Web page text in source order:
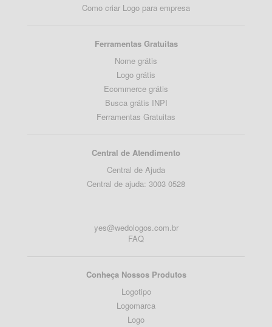
Como criar Logo para empresa
Ferramentas Gratuitas
Nome grátis
Logo grátis
Ecommerce grátis
Busca grátis INPI
Ferramentas Gratuitas
Central de Atendimento
Central de Ajuda
Central de ajuda: 3003 0528
yes@wedologos.com.br
FAQ
Conheça Nossos Produtos
Logotipo
Logomarca
Logo